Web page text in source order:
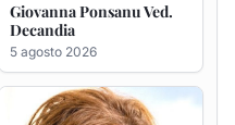
Giovanna Ponsanu Ved.
Decandia
5 agosto 2026